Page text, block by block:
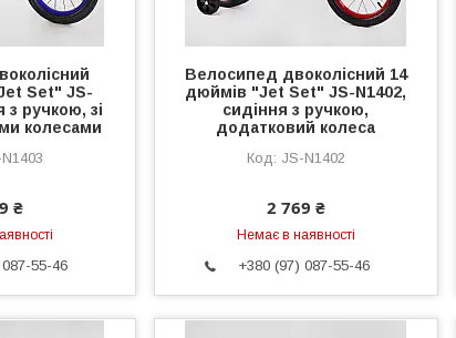
Set" JS-
з ручкою, зі
колесами
₴
55-46
Велосипед двоколісний 14
дюймів "Jet Set" JS-N1402,
сидіння з ручкою,
додатковий колеса
JS-N1402
2 769 ₴
Немає в наявності
+380 (97) 087-55-46